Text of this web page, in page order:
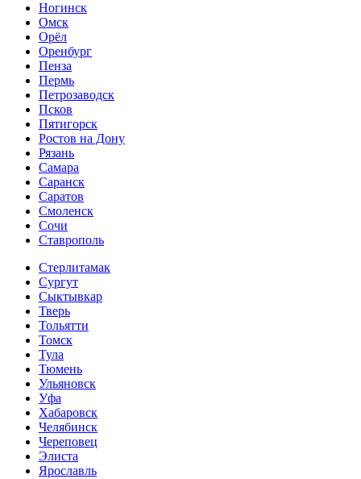
Ногинск
Омск
Орёл
Оренбург
Пенза
Пермь
Петрозаводск
Псков
Пятигорск
Ростов на Дону
Рязань
Самара
Саранск
Саратов
Смоленск
Сочи
Ставрополь
Стерлитамак
Сургут
Сыктывкар
Тверь
Тольятти
Томск
Тула
Тюмень
Ульяновск
Уфа
Хабаровск
Челябинск
Череповец
Элиста
Ярославль